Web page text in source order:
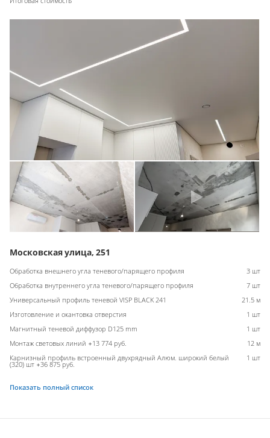
Московская улица, 251
Обработка внешнего угла теневого/парящего профиля
3 шт
Обработка внутреннего угла теневого/парящего профиля
7 шт
Универсальный профиль теневой VISP BLACK 241
21.5 м
Изготовление и окантовка отверстия
1 шт
Магнитный теневой диффузор D125 mm
1 шт
Монтаж световых линий +13 774 руб.
12 м
Карнизный профиль встроенный двухрядный Алюм. широкий белый
(320) шт +36 875 руб.
1 шт
Показать полный список